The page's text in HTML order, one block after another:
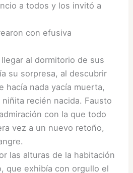
a todos y los invitó a
con efusiva
al dormitorio de sus
su sorpresa, al descubrir
hacía nada yacía muerta,
recién nacida. Fausto
con la que todo
vez a un nuevo retoño,
las alturas de la habitación
que exhibía con orgullo el